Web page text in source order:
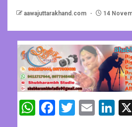
aawajuttarakhand.com 14
WhatsApp
Facebook
Twitter
Email